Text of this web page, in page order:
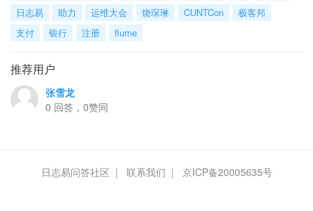
日志易
助力 运维大会 饶琛琳 CUNTCon
极客邦
支付
银行 注册 flume
推荐用户
张雪龙
0 回答，0赞同
日志易问答社区 | 联系我们 | 京ICP备20005635号